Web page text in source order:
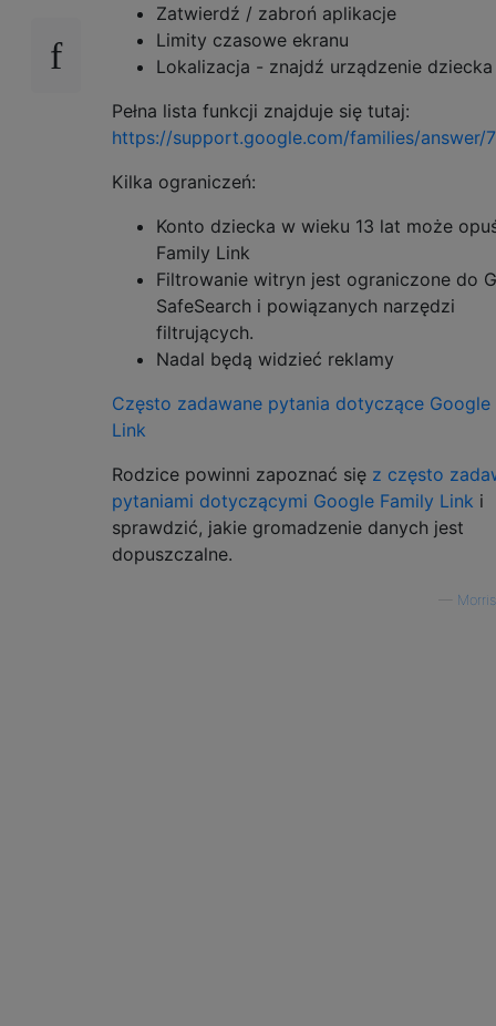
Zatwierdź / zabroń aplikacje
Limity czasowe ekranu
Lokalizacja - znajdź urządzenie dziecka
Pełna lista funkcji znajduje się tutaj:
https://support.google.com/families/answer/
Kilka ograniczeń:
Konto dziecka w wieku 13 lat może
Family Link
Filtrowanie witryn jest ograniczone do
SafeSearch i powiązanych narzędzi
filtrujących.
Nadal będą widzieć reklamy
Często zadawane pytania dotyczące Google
Link
Rodzice powinni zapoznać się z często
pytaniami dotyczącymi Google Family Link i
sprawdzić, jakie gromadzenie danych jest
dopuszczalne.